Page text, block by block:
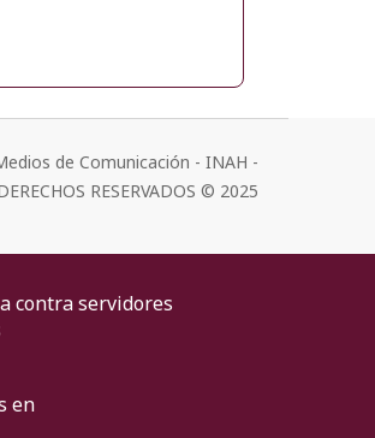
de Comunicación - INAH -
RESERVADOS © 2025
contra servidores
en